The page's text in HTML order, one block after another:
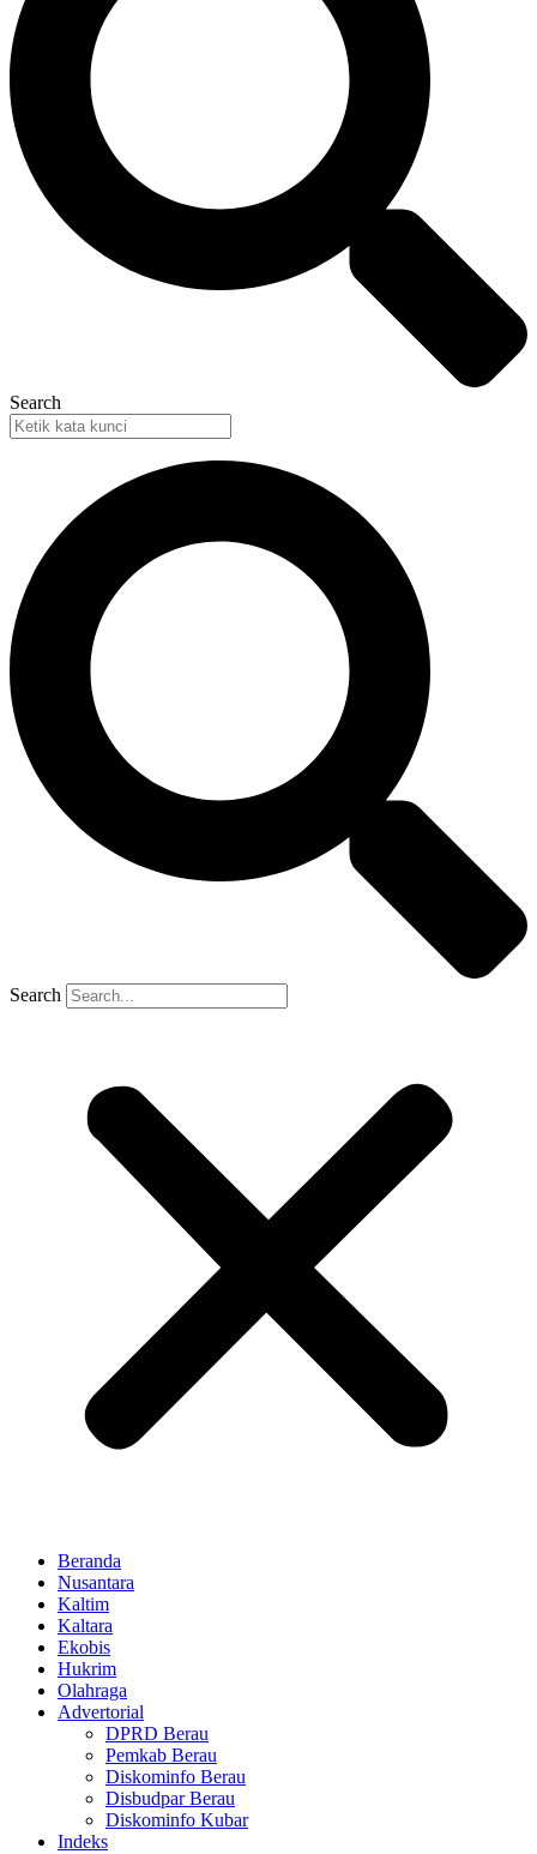
Search
Search
Beranda
Nusantara
Kaltim
Kaltara
Ekobis
Hukrim
Olahraga
Advertorial
DPRD Berau
Pemkab Berau
Diskominfo Berau
Disbudpar Berau
Diskominfo Kubar
Indeks